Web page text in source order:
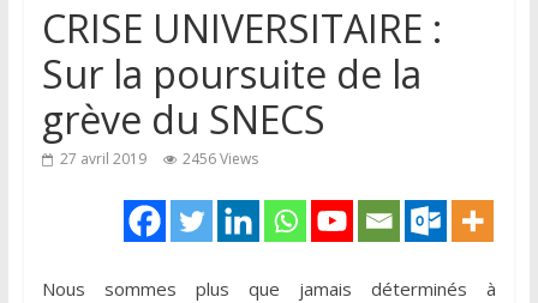
CRISE UNIVERSITAIRE :
Sur la poursuite de la
grève du SNECS
27 avril 2019 2456 Views
Nous sommes plus que jamais déterminés à